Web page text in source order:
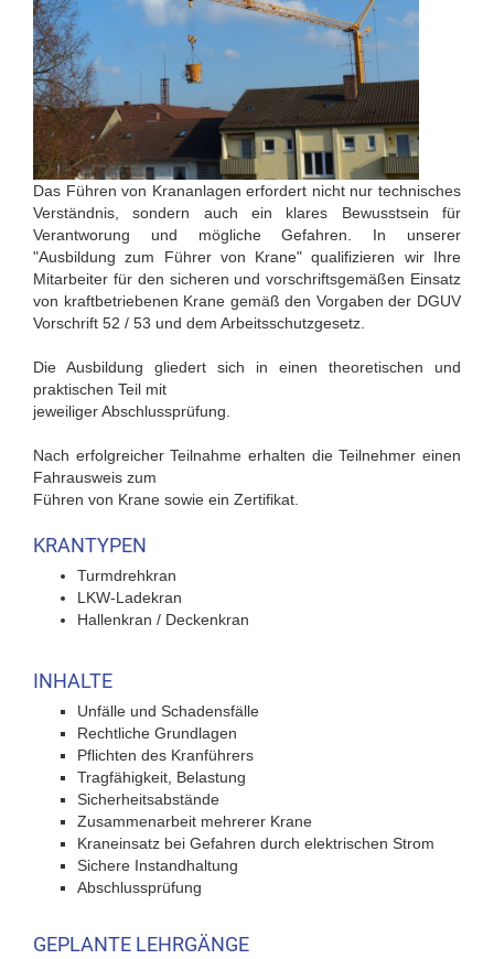
Das Führen von Krananlagen erfordert nicht nur technisches
Verständnis, sondern auch ein klares Bewusstsein für
Verantworung und mögliche Gefahren. In unserer
"Ausbildung zum Führer von Krane" qualifizieren wir Ihre
Mitarbeiter für den sicheren und vorschriftsgemäßen Einsatz
von kraftbetriebenen Krane gemäß den Vorgaben der DGUV
Vorschrift 52 / 53 und dem Arbeitsschutzgesetz.
Die Ausbildung gliedert sich in einen theoretischen und
praktischen Teil mit
jeweiliger Abschlussprüfung.
Nach erfolgreicher Teilnahme erhalten die Teilnehmer einen
Fahrausweis zum
Führen von Krane sowie ein Zertifikat.
KRANTYPEN
Turmdrehkran
LKW-Ladekran
Hallenkran / Deckenkran
INHALTE
Unfälle und Schadensfälle
Rechtliche Grundlagen
Pflichten des Kranführers
Tragfähigkeit, Belastung
Sicherheitsabstände
Zusammenarbeit mehrerer Krane
Kraneinsatz bei Gefahren durch elektrischen Strom
Sichere Instandhaltung
Abschlussprüfung
GEPLANTE LEHRGÄNGE